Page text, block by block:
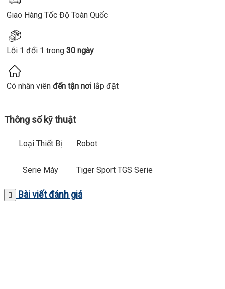
Giao Hàng Tốc Độ Toàn Quốc
Lỗi 1 đổi 1 trong 30 ngày
Có nhân viên đến tận nơi lắp đặt
Thông số kỹ thuật
Loại Thiết Bị Robot
Serie Máy Tiger Sport TGS Serie
Bài viết đánh giá